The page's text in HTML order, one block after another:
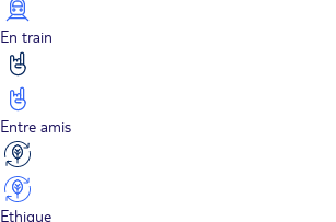
En train
Entre amis
Ethique